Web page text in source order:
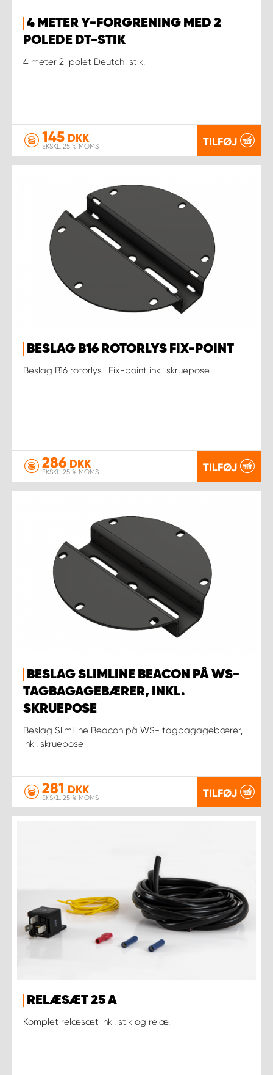
4 METER Y-FORGRENING MED 2
POLEDE DT-STIK
4 meter 2-polet Deutch-stik.
145 DKK
EKSKL. 25 % MOMS TILFØJ
BESLAG B16 ROTORLYS FIX-POINT
Beslag B16 rotorlys i Fix-point inkl. skruepose
286 DKK
EKSKL. 25 % MOMS TILFØJ
BESLAG SLIMLINE BEACON PÅ WS-
TAGBAGAGEBÆRER, INKL.
SKRUEPOSE
Beslag SlimLine Beacon på WS- tagbagagebærer,
inkl. skruepose
281 DKK
EKSKL. 25 % MOMS TILFØJ
RELÆSÆT 25 A
Komplet relæsæt inkl. stik og relæ.